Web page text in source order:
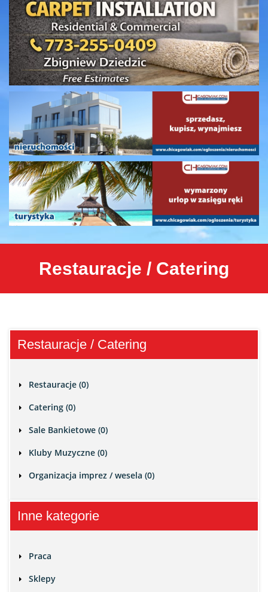
Restauracje / Catering
Restauracje / Catering
Restauracje (0)
Catering (0)
Sale Bankietowe (0)
Kluby Muzyczne (0)
Organizacja imprez / wesela (0)
Inne kategorie
Praca
Sklepy